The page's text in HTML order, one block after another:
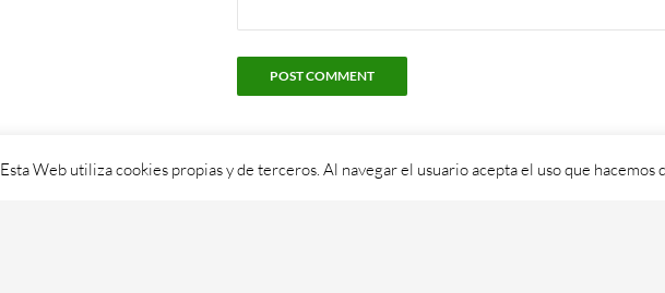
Esta Web utiliza cookies propias y de terceros. Al navegar el usuario acepta el uso que hacemos